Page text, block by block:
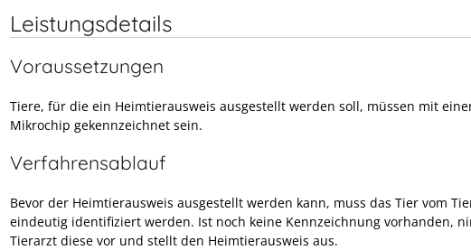
Leistungsdetails
Voraussetzungen
Tiere, für die ein Heimtierausweis ausgestellt werden soll, müssen mit
Mikrochip gekennzeichnet sein.
Verfahrensablauf
Bevor der Heimtierausweis ausgestellt werden kann, muss das Tier vom
eindeutig identifiziert werden. Ist noch keine Kennzeichnung vorhanden,
Tierarzt diese vor und stellt den Heimtierausweis aus.